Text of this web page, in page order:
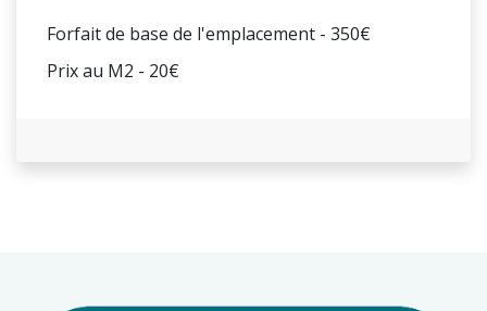
Forfait de base de l'emplacement - 350€
Prix au M2 - 20€